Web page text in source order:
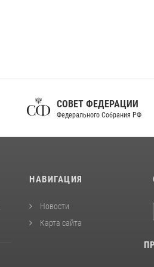
СОВЕТ ФЕДЕРАЦИИ
Федерального Собрания РФ
НАВИГАЦИЯ
Новости
Карта сайта